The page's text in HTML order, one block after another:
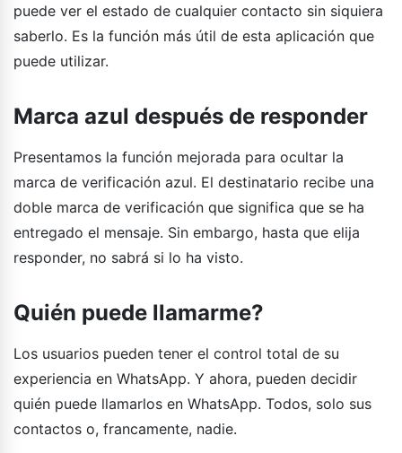
puede ver el estado de cualquier contacto sin siquiera
saberlo. Es la función más útil de esta aplicación que
puede utilizar.
Marca azul después de responder
Presentamos la función mejorada para ocultar la
marca de verificación azul. El destinatario recibe una
doble marca de verificación que significa que se ha
entregado el mensaje. Sin embargo, hasta que elija
responder, no sabrá si lo ha visto.
Quién puede llamarme?
Los usuarios pueden tener el control total de su
experiencia en WhatsApp. Y ahora, pueden decidir
quién puede llamarlos en WhatsApp. Todos, solo sus
contactos o, francamente, nadie.